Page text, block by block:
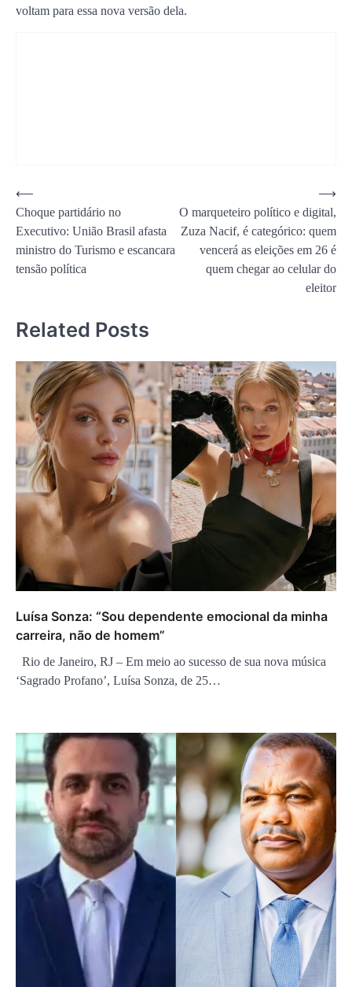
voltam para essa nova versão dela.
Navegação
de
Post
⟵
Choque partidário no
Executivo: União Brasil afasta
ministro do Turismo e escancara
tensão política
O marqueteiro político e digital,
Zuza Nacif, é categórico: quem
vencerá as eleições em 26 é
quem chegar ao celular do
eleitor
⟶
Related Posts
Luísa Sonza: “Sou dependente emocional da minha
carreira, não de homem”
Rio de Janeiro, RJ – Em meio ao sucesso de sua nova música
‘Sagrado Profano’, Luísa Sonza, de 25…